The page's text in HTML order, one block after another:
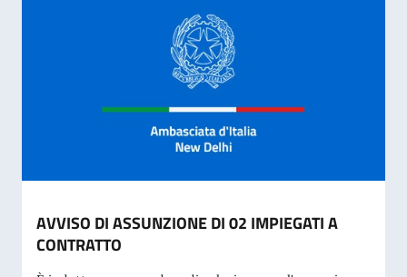
AVVISO DI ASSUNZIONE DI 02 IMPIEGATI A
CONTRATTO